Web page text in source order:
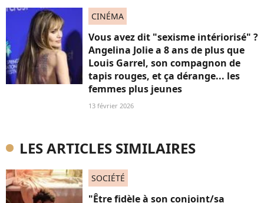
CINÉMA
Vous avez dit "sexisme intériorisé" ?
Angelina Jolie a 8 ans de plus que
Louis Garrel, son compagnon de
tapis rouges, et ça dérange... les
femmes plus jeunes
13 février 2026
LES ARTICLES SIMILAIRES
SOCIÉTÉ
"Être fidèle à son conjoint/sa